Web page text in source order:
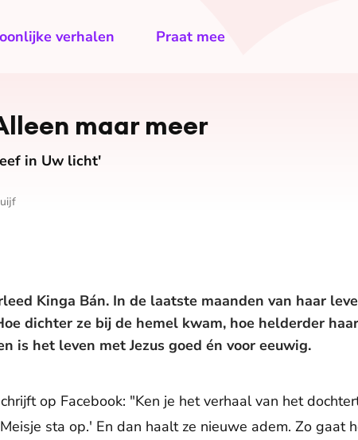
verhalen Praat mee
maar meer
in Uw licht'
Kinga Bán. In de laatste maanden van haar
dichter ze bij de hemel kwam, hoe helderder
is het leven met Jezus goed én voor eeuwig.
op Facebook: "Ken je het verhaal van het
sta op.' En dan haalt ze nieuwe adem. Zo gaat